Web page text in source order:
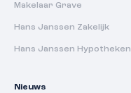
Makelaar Grave
Hans Janssen Zakelijk
Hans Janssen Hypotheken
Nieuws